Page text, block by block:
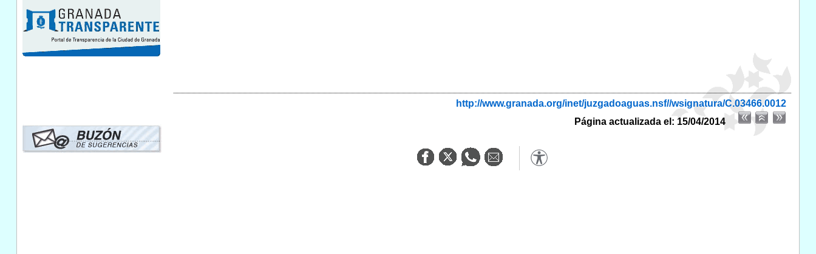
http://www.granada.org/inet/juzgadoaguas.nsf//wsignatura/C.03466.0012
Página actualizada el: 15/04/2014